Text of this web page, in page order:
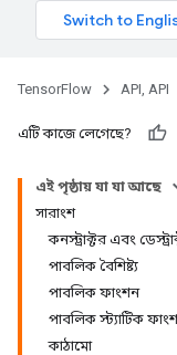
TensorFlow API, API
এটি কাজে লেগেছে?
এই পৃষ্ঠায় যা যা আছে
সারাংশ
কনস্ট্রাক্টর এবং
পাবলিক বৈশিষ্ট্য
পাবলিক ফাংশন
পাবলিক স্ট্যাটিক
কাঠামো